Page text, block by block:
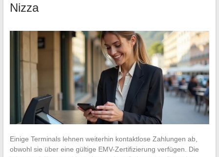
Nizza
Einige Terminals lehnen weiterhin kontaktlose Zahlungen ab,
obwohl sie über eine gültige EMV-Zertifizierung verfügen. Die